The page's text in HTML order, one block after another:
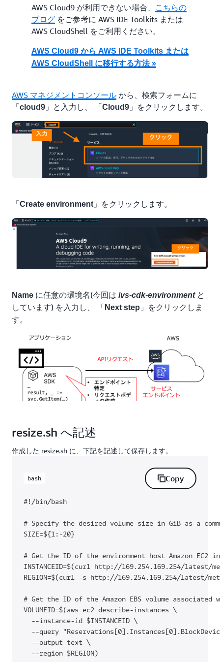
AWS Cloud9 が利用できない場合、 こちらの
ブログ をご参考に AWS IDE Toolkits または
AWS CloudShell をご利用ください。
AWS Cloud9 から AWS IDE Toolkits または
AWS CloudShell に移行する方法 »
AWS マネジメントコンソール から、検索フォームに
「cloud9 」と入力し、 「Cloud9 」をクリックします。
「Create environment 」をクリックします。
Name に任意の環境名(今回は ivs-cdk-environmentと
しています) を入力し、 「 Next step 」をクリックしま
す。
を選択し、それ以外はデフォ
ルトのまま 「
」をクリックします。
resize.sh へ記述
作成した resize.sh に、下記を記述して保存します。
bash Copy
#!/bin/bash
# Specify the desired volume size in GiB as a
SIZE=${1:-20}
# Get the ID of the environment host Amazon EC2
INSTANCEID=$(curl http://169.254.169.254/latest/
REGION=$(curl -s http://169.254.169.254/
# Get the ID of the Amazon EBS volume
VOLUMEID=$(aws ec2 describe-instances \
  --instance-id $INSTANCEID \
--query
  --output text \
  --region $REGION)